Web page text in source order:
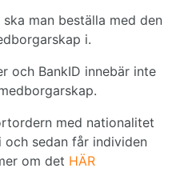
man beställa med den
i.
och BankID innebär inte
med nationalitet
sedan får individen
om det HÄR